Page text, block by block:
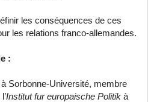
les conséquences de ces
les relations franco-allemandes.
:
Sorbonne-Université, membre
Institut fur europaische Politik à